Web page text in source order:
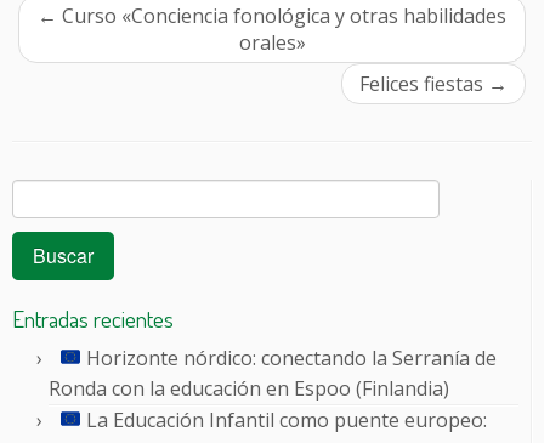
← Curso «Conciencia fonológica y otras habilidades
orales»
Felices fiestas →
Buscar:
Entradas recientes
Horizonte nórdico: conectando la Serranía de
Ronda con la educación en Espoo (Finlandia)
La Educación Infantil como puente europeo: